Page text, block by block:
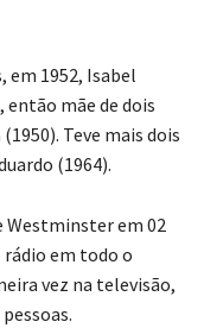
em 1952, Isabel
então mãe de dois
Teve mais dois
(1964).
Westminster em 02
em todo o
vez na televisão,